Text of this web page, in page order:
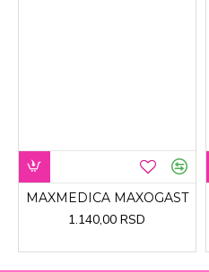
MAXMEDICA MAXOGAST
1.140,00 RSD